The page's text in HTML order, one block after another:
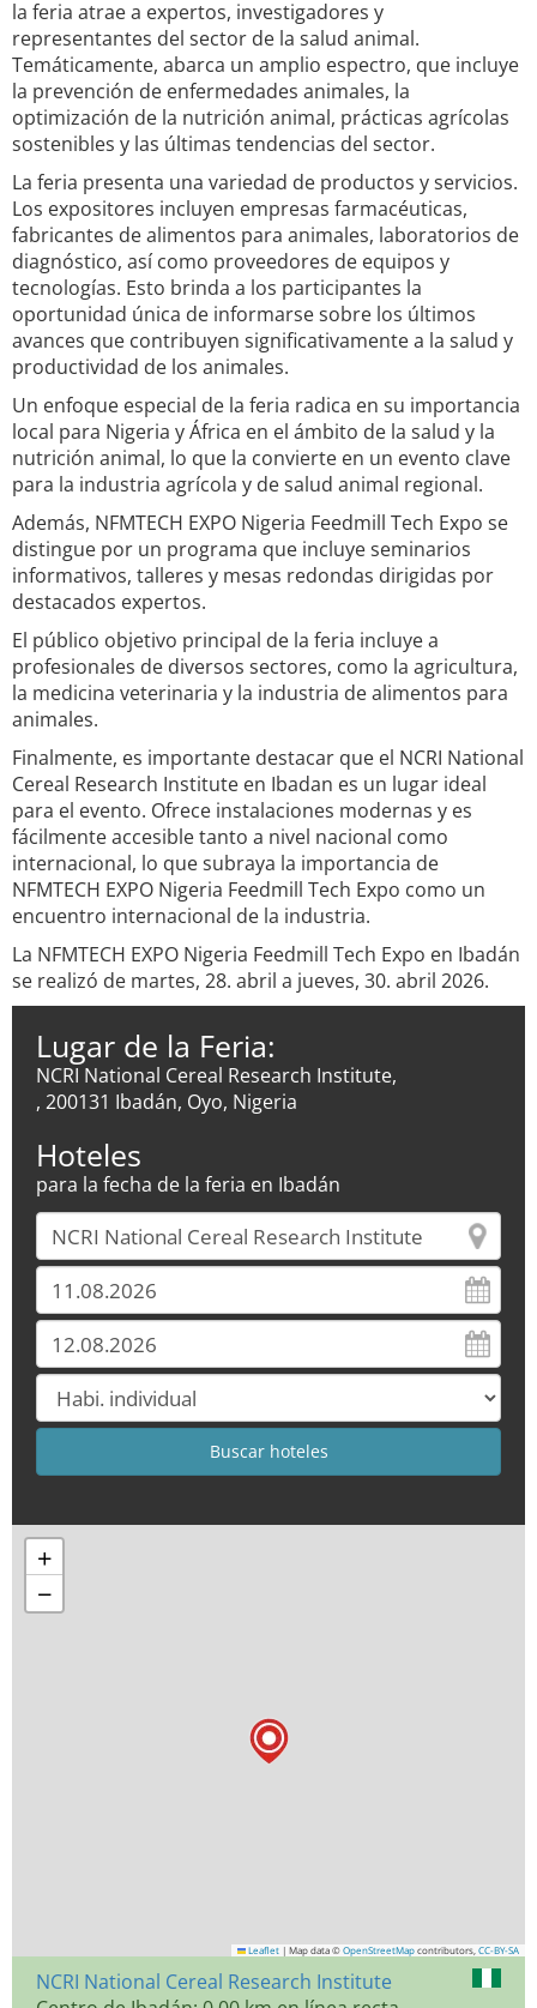
la feria atrae a expertos, investigadores y
representantes del sector de la salud animal.
Temáticamente, abarca un amplio espectro, que incluye
la prevención de enfermedades animales, la
optimización de la nutrición animal, prácticas agrícolas
sostenibles y las últimas tendencias del sector.
La feria presenta una variedad de productos y servicios.
Los expositores incluyen empresas farmacéuticas,
fabricantes de alimentos para animales, laboratorios de
diagnóstico, así como proveedores de equipos y
tecnologías. Esto brinda a los participantes la
oportunidad única de informarse sobre los últimos
avances que contribuyen significativamente a la salud y
productividad de los animales.
Un enfoque especial de la feria radica en su importancia
local para Nigeria y África en el ámbito de la salud y la
nutrición animal, lo que la convierte en un evento clave
para la industria agrícola y de salud animal regional.
Además, NFMTECH EXPO Nigeria Feedmill Tech Expo se
distingue por un programa que incluye seminarios
informativos, talleres y mesas redondas dirigidas por
destacados expertos.
El público objetivo principal de la feria incluye a
profesionales de diversos sectores, como la agricultura,
la medicina veterinaria y la industria de alimentos para
animales.
Finalmente, es importante destacar que el NCRI National
Cereal Research Institute en Ibadan es un lugar ideal
para el evento. Ofrece instalaciones modernas y es
fácilmente accesible tanto a nivel nacional como
internacional, lo que subraya la importancia de
NFMTECH EXPO Nigeria Feedmill Tech Expo como un
encuentro internacional de la industria.
La NFMTECH EXPO Nigeria Feedmill Tech Expo en Ibadán
se realizó de martes, 28. abril a jueves, 30. abril 2026.
Lugar de la Feria:
NCRI National Cereal Research Institute,
, 200131 Ibadán, Oyo, Nigeria
Hoteles
para la fecha de la feria en Ibadán
+
−
Leaflet | Map data © OpenStreetMap contributors, CC-BY-SA
NCRI National Cereal Research Institute